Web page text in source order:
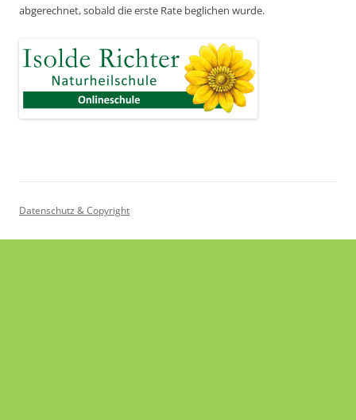
abgerechnet,sobald die erste Rate beglichen wurde.
Datenschutz & Copyright